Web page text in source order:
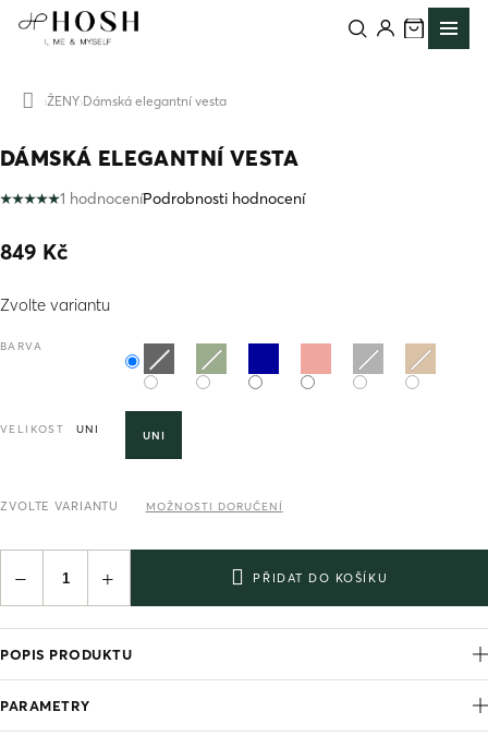
Přejít
Domů
ŽENY Dámská elegantní vesta
DÁMSKÁ ELEGANTNÍ VESTA
Průměrné
produktu
z
hvězdiček.
1 hodnoceníPodrobnosti hodnocení
849 Kč
cena:
Zvolte variantu
BARVA
VELIKOST UNI UNI
ZVOLTE VARIANTU MOŽNOSTI DORUČENÍ
+
− PŘIDAT DO KOŠÍKU
POPIS PRODUKTU
PARAMETRY